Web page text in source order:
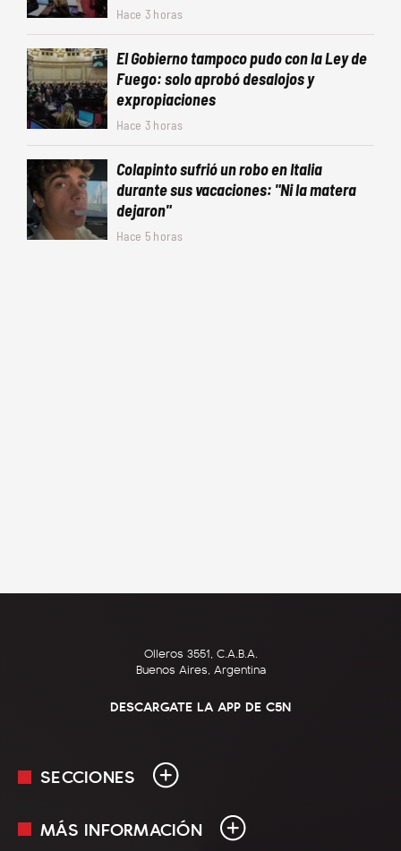
Hace 3 horas
El Gobierno tampoco pudo con la Ley de
Fuego: solo aprobó desalojos y
expropiaciones
Hace 3 horas
Colapinto sufrió un robo en Italia
durante sus vacaciones: "Ni la matera
dejaron"
Hace 5 horas
Olleros 3551, C.A.B.A.
Buenos Aires, Argentina
DESCARGATE LA APP DE C5N
SECCIONES
En Vivo
MÁS INFORMACIÓN